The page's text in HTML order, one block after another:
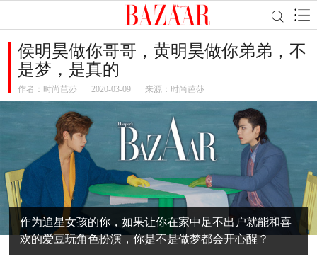
侯明昊做你哥哥，黄明昊做你弟弟，不
是梦，是真的
作者： 时尚芭莎 2020-03-09 来源：时尚芭莎
作为追星女孩的你，如果让你在家中足不出户就能和喜
欢的爱豆玩角色扮演，你是不是做梦都会开心醒？